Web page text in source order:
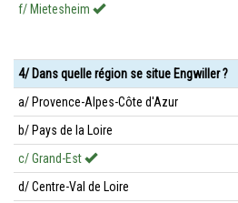
f/ Mietesheim
4/ Dans quelle région se situe Engwiller ?
a/ Provence-Alpes-Côte d'Azur
b/ Pays de la Loire
c/ Grand-Est
d/ Centre-Val de Loire